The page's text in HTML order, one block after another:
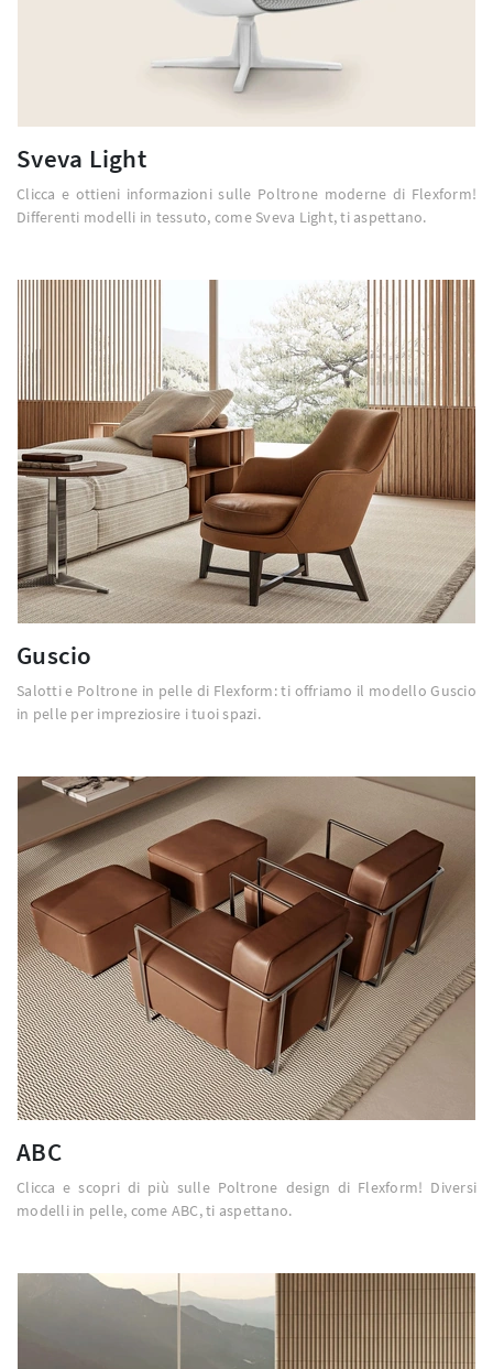
Sveva Light
Clicca e ottieni informazioni sulle Poltrone moderne di Flexform!
Differenti modelli in tessuto, come Sveva Light, ti aspettano.
Guscio
Salotti e Poltrone in pelle di Flexform: ti offriamo il modello Guscio
in pelle per impreziosire i tuoi spazi.
ABC
Clicca e scopri di più sulle Poltrone design di Flexform! Diversi
modelli in pelle, come ABC, ti aspettano.